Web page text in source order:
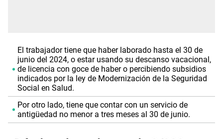
El trabajador tiene que haber laborado hasta el 30 de
junio del 2024, o estar usando su descanso vacacional,
de licencia con goce de haber o percibiendo subsidios
indicados por la ley de Modernización de la Seguridad
Social en Salud.
Por otro lado, tiene que contar con un servicio de
antigüedad no menor a tres meses al 30 de junio.